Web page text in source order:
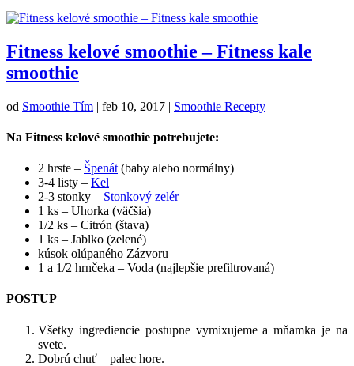
Fitness kelové smoothie – Fitness kale
smoothie
od Smoothie Tím | feb 10, 2017 | Smoothie Recepty
Na Fitness kelové smoothie potrebujete:
2 hrste – Špenát (baby alebo normálny)
3-4 listy – Kel
2-3 stonky – Stonkový zelér
1 ks – Uhorka (väčšia)
1/2 ks – Citrón (štava)
1 ks – Jablko (zelené)
kúsok olúpaného Zázvoru
1 a 1/2 hrnčeka – Voda (najlepšie prefiltrovaná)
POSTUP
Všetky ingrediencie postupne vymixujeme a mňamka je na
svete.
Dobrú chuť – palec hore.